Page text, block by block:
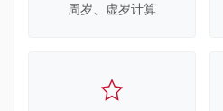
周岁、虚岁计算